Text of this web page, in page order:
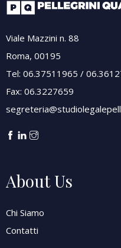
Viale Mazzini n. 88
Roma, 00195
Tel: 06.37511965 /
Fax: 06.3227659
About Us
Chi Siamo
Contatti